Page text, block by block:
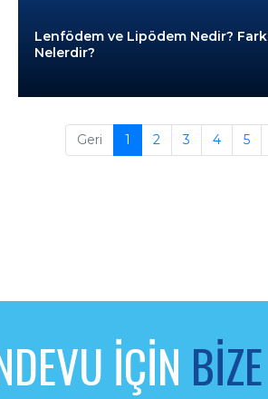
Lenfödem ve Lipödem Nedir?
Nelerdir?
Geri 1 2 3 4 5
İÇİN BİZE